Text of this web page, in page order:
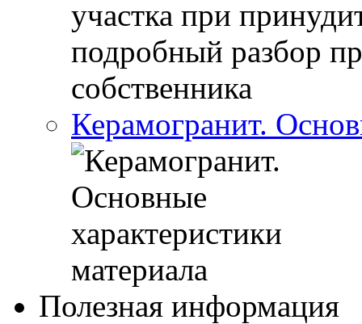
Керамогранит.
Полезная информация